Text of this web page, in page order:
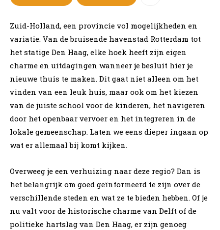
Zuid-Holland, een provincie vol mogelijkheden en
variatie. Van de bruisende havenstad Rotterdam tot
het statige Den Haag, elke hoek heeft zijn eigen
charme en uitdagingen wanneer je besluit hier je
nieuwe thuis te maken. Dit gaat niet alleen om het
vinden van een leuk huis, maar ook om het kiezen
van de juiste school voor de kinderen, het navigeren
door het openbaar vervoer en het integreren in de
lokale gemeenschap. Laten we eens dieper ingaan op
wat er allemaal bij komt kijken.
Overweeg je een verhuizing naar deze regio? Dan is
het belangrijk om goed geïnformeerd te zijn over de
verschillende steden en wat ze te bieden hebben. Of je
nu valt voor de historische charme van Delft of de
politieke hartslag van Den Haag, er zijn genoeg